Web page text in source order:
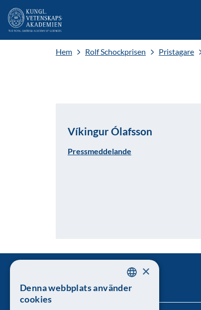
Hem Rolf Schockprisen Pristagare
Víkingur Ólafsson
Pressmeddelande
SWEDISH
×
Denna webbplats använder
cookies